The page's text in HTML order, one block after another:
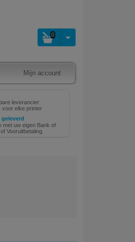
0
Mijn account
leverancier:
voor elke printer
met uw eigen Bank of
Vooruitbetaling.